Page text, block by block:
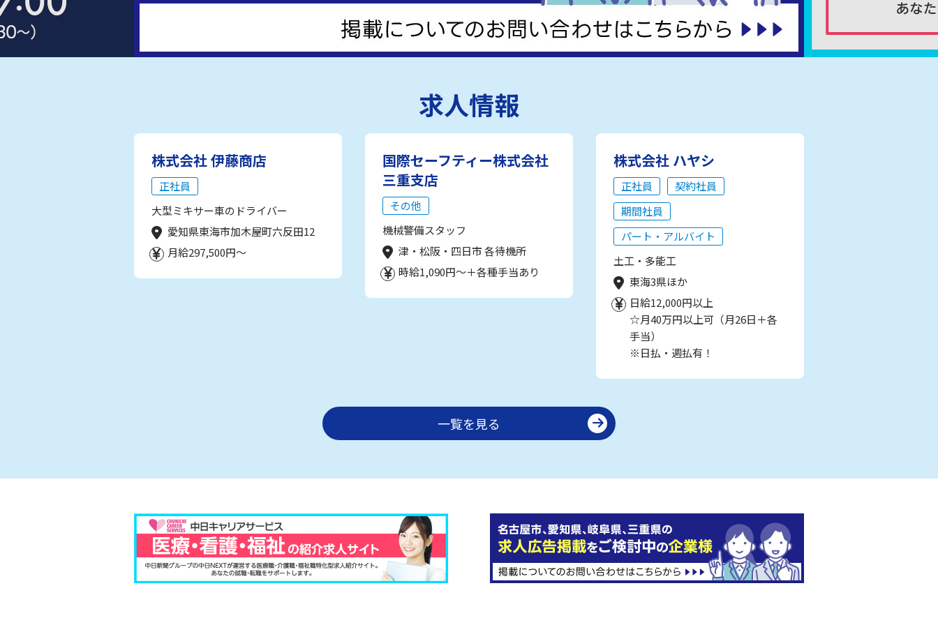
求人情報
株式会社 伊藤商店
正社員
大型ミキサー車のドライバー
愛知県東海市加木屋町六反田12
月給297,500円～
国際セーフティー株式会社
三重支店
その他
機械警備スタッフ
津・松阪・四日市 各待機所
時給1,090円～＋各種手当あり
株式会社 ハヤシ
正社員
契約社員
期間社員
パート・アルバイト
土工・多能工
東海3県ほか
日給12,000円以上
☆月40万円以上可（月26日＋各
手当）
※日払・週払有！
一覧を見る